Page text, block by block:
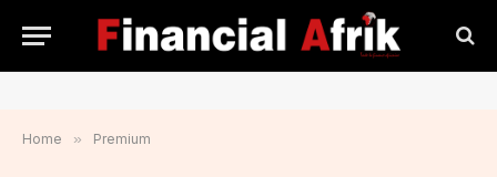
Home » Premium